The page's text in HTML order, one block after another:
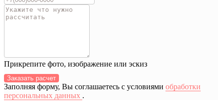
Прикрепите фото, изображение или эскиз
Заказать расчет
Заполняя форму, Вы соглашаетесь с условиями обработки
персональных данных .